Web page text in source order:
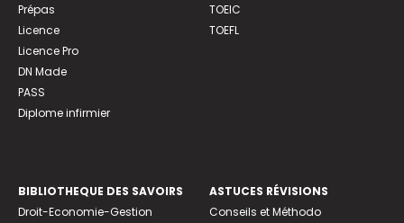
Prépas
Licence
Licence Pro
DN Made
PASS
Diplome infirmier
TOEIC
TOEFL
BIBLIOTHEQUE DES SAVOIRS
Droit-Economie-Gestion
ASTUCES RÉVISIONS
Conseils et Méthodo